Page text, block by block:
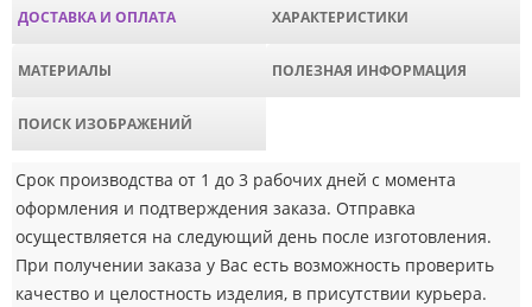
ДОСТАВКА И ОПЛАТА ХАРАКТЕРИСТИКИ
МАТЕРИАЛЫ ПОЛЕЗНАЯ ИНФОРМАЦИЯ
ПОИСК ИЗОБРАЖЕНИЙ
Срок производства от 1 до 3 рабочих дней с момента
оформления и подтверждения заказа. Отправка
осуществляется на следующий день после изготовления.
При получении заказа у Вас есть возможность проверить
качество и целостность изделия, в присутствии курьера.